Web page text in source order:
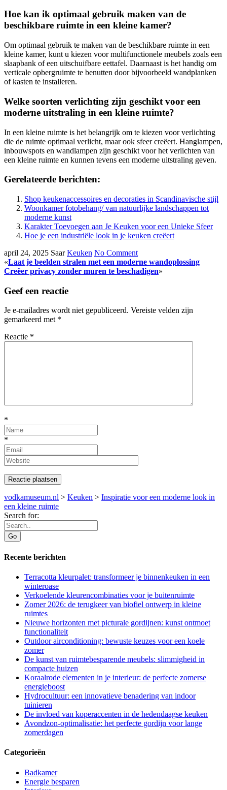
Hoe kan ik optimaal gebruik maken van de
beschikbare ruimte in een kleine kamer?
Om optimaal gebruik te maken van de beschikbare ruimte in een
kleine kamer, kunt u kiezen voor multifunctionele meubels zoals een
slaapbank of een uitschuifbare eettafel. Daarnaast is het handig om
verticale opbergruimte te benutten door bijvoorbeeld wandplanken
of kasten te installeren.
Welke soorten verlichting zijn geschikt voor een
moderne uitstraling in een kleine ruimte?
In een kleine ruimte is het belangrijk om te kiezen voor verlichting
die de ruimte optimaal verlicht, maar ook sfeer creëert. Hanglampen,
inbouwspots en wandlampen zijn geschikt voor het verlichten van
een kleine ruimte en kunnen tevens een moderne uitstraling geven.
Gerelateerde berichten:
Shop keukenaccessoires en decoraties in Scandinavische stijl
Woonkamer fotobehang/ van natuurlijke landschappen tot
moderne kunst
Karakter Toevoegen aan Je Keuken voor een Unieke Sfeer
Hoe je een industriële look in je keuken creëert
april 24, 2025 Saar Keuken No Comment
«Laat je beelden stralen met een moderne wandoplossing
Creëer privacy zonder muren te beschadigen»
Geef een reactie
Je e-mailadres wordt niet gepubliceerd. Vereiste velden zijn
gemarkeerd met *
Reactie *
*
*
vodkamuseum.nl > Keuken > Inspiratie voor een moderne look in
een kleine ruimte
Search for:
Recente berichten
Terracotta kleurpalet: transformeer je binnenkeuken in een
winteroase
Verkoelende kleurencombinaties voor je buitenruimte
Zomer 2026: de terugkeer van biofiel ontwerp in kleine
ruimtes
Nieuwe horizonten met picturale gordijnen: kunst ontmoet
functionaliteit
Outdoor airconditioning: bewuste keuzes voor een koele
zomer
De kunst van ruimtebesparende meubels: slimmigheid in
compacte huizen
Koraalrode elementen in je interieur: de perfecte zomerse
energieboost
Hydrocultuur: een innovatieve benadering van indoor
tuinieren
De invloed van koperaccenten in de hedendaagse keuken
Avondzon-optimalisatie: het perfecte gordijn voor lange
zomerdagen
Categorieën
Badkamer
Energie besparen